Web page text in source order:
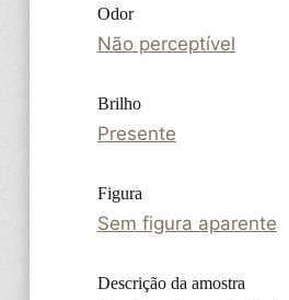
Odor
Não perceptível
Brilho
Presente
Figura
Sem figura aparente
Descrição da amostra